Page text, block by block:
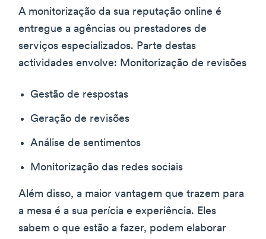
A monitorização da sua reputação online é
entregue a agências ou prestadores de
serviços especializados. Parte destas
actividades envolve: Monitorização de revisões
Gestão de respostas
Geração de revisões
Análise de sentimentos
Monitorização das redes sociais
Além disso, a maior vantagem que trazem para
a mesa é a sua perícia e experiência. Eles
sabem o que estão a fazer, podem elaborar